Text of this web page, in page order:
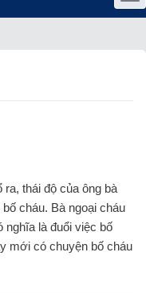
thái độ của ông bà
cháu. Bà ngoại cháu
nghĩa là đuổi việc bố
mới có chuyện bố cháu